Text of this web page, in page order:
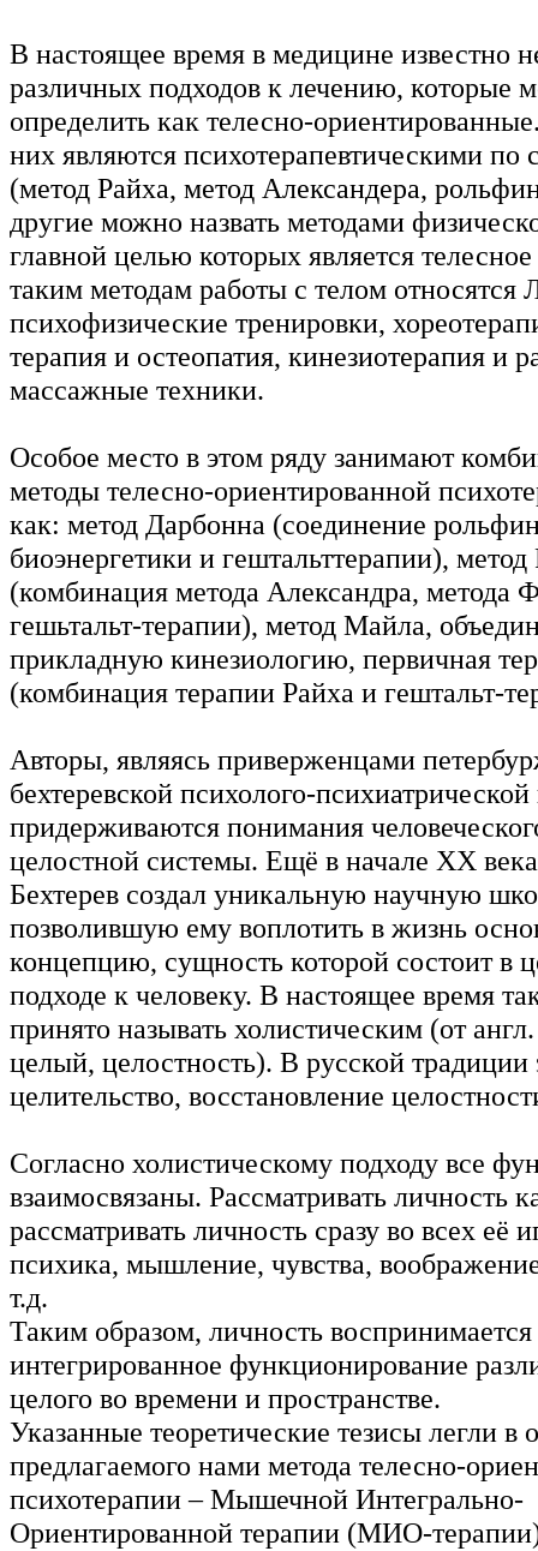
В настоящее время в медицине известно
различных подходов к лечению, которые
определить как телесно-
них являются психотерапевтическими по
(метод Райха, метод Александера,
другие можно назвать методами
главной целью которых является
таким методам работы с телом
психофизические тренировки,
терапия и остеопатия, кинезиотерапия и
массажные техники.
Особое место в этом ряду занимают
методы телесно-ориентированной
как: метод Дарбонна (соединение
биоэнергетики и гештальттерапии),
(комбинация метода Александра, метода
гешьтальт-терапии), метод Майла,
прикладную кинезиологию, первичная
(комбинация терапии Райха и гештальт-
Авторы, являясь приверженцами
бехтеревской психолого-
придерживаются понимания
целостной системы. Ещё в начале ХХ
Бехтерев создал уникальную научную
позволившую ему воплотить в жизнь
концепцию, сущность которой состоит в
подходе к человеку. В настоящее время
принято называть холистическим (от
целый, целостность). В русской традиции
целительство, восстановление
Согласно холистическому подходу все
взаимосвязаны. Рассматривать личность
рассматривать личность сразу во всех её
психика, мышление, чувства,
т.д.
Таким образом, личность воспринимается
интегрированное функционирование
целого во времени и пространстве.
Указанные теоретические тезисы легли в
предлагаемого нами метода телесно-
психотерапии – Мышечной Интегрально-
Ориентированной терапии (МИО-